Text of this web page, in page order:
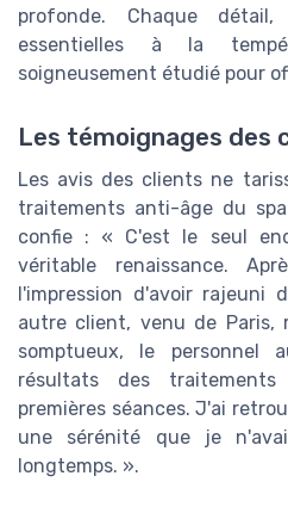
profonde. Chaque
essentielles à la
soigneusement étudié pour
Les témoignages des
Les avis des clients ne
traitements anti-âge du
confie : « C'est le seul
véritable renaissance.
l'impression d'avoir rajeuni
autre client, venu de Paris,
somptueux, le
résultats des
premières séances. J'ai
une sérénité que je
longtemps. ».